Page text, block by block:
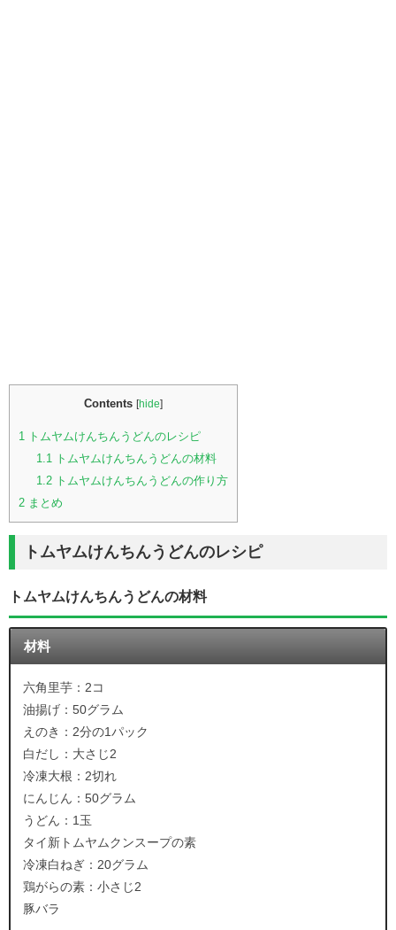
Contents [hide]
1
トムヤムけんちんうどんのレシピ
1.1
トムヤムけんちんうどんの材料
1.2トムヤムけんちんうどんの作り方
2 まとめ
トムヤムけんちんうどんのレシピ
トムヤムけんちんうどんの材料
材料
六角里芋：2コ
油揚げ：50グラム
えのき：2分の1パック
白だし：大さじ2
冷凍大根：2切れ
にんじん：50グラム
うどん：1玉
タイ新トムヤムクンスープの素
冷凍白ねぎ：20グラム
鶏がらの素：小さじ2
豚バラ